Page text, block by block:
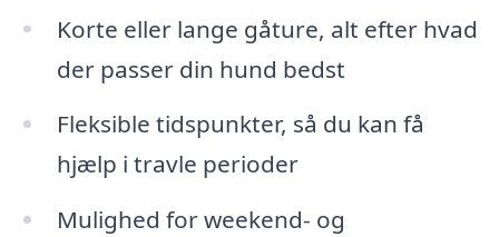
Korte eller lange gåture, alt efter hvad
der passer din hund bedst
Fleksible tidspunkter, så du kan få
hjælp i travle perioder
Mulighed for weekend- og